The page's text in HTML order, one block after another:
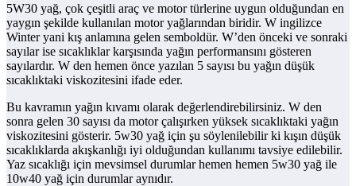
5W30 yağ, çok çeşitli araç ve motor türlerine uygun olduğundan en
yaygın şekilde kullanılan motor yağlarından biridir. W ingilizce
Winter yani kış anlamına gelen semboldür. W’den önceki ve sonraki
sayılar ise sıcaklıklar karşısında yağın performansını gösteren
sayılardır. W den hemen önce yazılan 5 sayısı bu yağın düşük
sıcaklıktaki viskozitesini ifade eder.
Bu kavramın yağın kıvamı olarak değerlendirebilirsiniz. W den
sonra gelen 30 sayısı da motor çalışırken yüksek sıcaklıktaki yağın
viskozitesini gösterir. 5w30 yağ için şu söylenilebilir ki kışın düşük
sıcaklıklarda akışkanlığı iyi olduğundan kullanımı tavsiye edilebilir.
Yaz sıcaklığı için mevsimsel durumlar hemen hemen 5w30 yağ ile
10w40 yağ için durumlar aynıdır.